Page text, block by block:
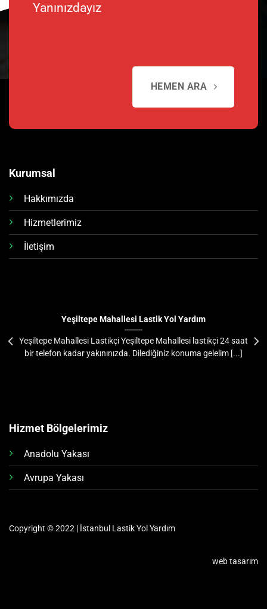
Yanınızdayız
HEMEN ARA
Kurumsal
Hakkımızda
Hizmetlerimiz
İletişim
Yeşiltepe Mahallesi Lastik Yol Yardım
Yeşiltepe Mahallesi Lastikçi Yeşiltepe Mahallesi lastikçi 24 saat
bir telefon kadar yakınınızda. Dilediğiniz konuma gelelim [...]
Hizmet Bölgelerimiz
Anadolu Yakası
Avrupa Yakası
Copyright © 2022 | İstanbul Lastik Yol Yardım
web tasarım